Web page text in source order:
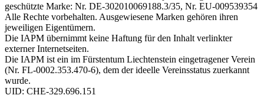
geschützte Marke: Nr. DE-302010069188.3/35, Nr. EU-009539354
Alle Rechte vorbehalten. Ausgewiesene Marken gehören ihren
jeweiligen Eigentümern.
Die IAPM übernimmt keine Haftung für den Inhalt verlinkter
externer Internetseiten.
Die IAPM ist ein im Fürstentum Liechtenstein eingetragener Verein
(Nr. FL-0002.353.470-6), dem der ideelle Vereinsstatus zuerkannt
wurde.
UID: CHE-329.696.151